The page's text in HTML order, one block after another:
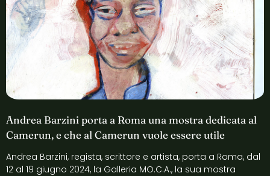
Andrea Barzini porta a Roma una mostra dedicata al
Camerun, e che al Camerun vuole essere utile
Andrea Barzini, regista, scrittore e artista, porta a Roma, dal
12 al 19 giugno 2024, la Galleria MO.C.A., la sua mostra